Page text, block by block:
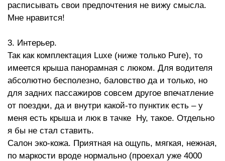
расписывать свои предпочтения не вижу смысла.
Мне нравится!
3. Интерьер.
Так как комплектация Luxe (ниже только Pure), то
имеется крыша панорамная с люком. Для водителя
абсолютно бесполезно, баловство да и только, но
для задних пассажиров совсем другое впечатление
от поездки, да и внутри какой-то пунктик есть – у
меня есть крыша и люк в тачке Ну, такое. Отдельно
я бы не стал ставить.
Салон эко-кожа. Приятная на ощупь, мягкая, нежная,
по маркости вроде нормально (проехал уже 4000